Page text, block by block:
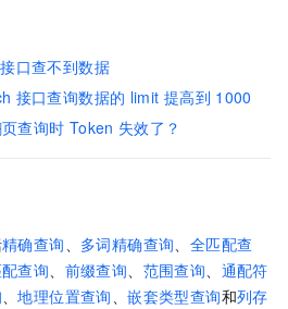
接口查不到数据
接口查询数据的 limit 提高到 1000
查询时 Token 失效了？
精确查询 多词精确查询
全匹配查
查询 前缀查询 范围查询
通配符
、地理位置查询 、嵌套类型查询和列存